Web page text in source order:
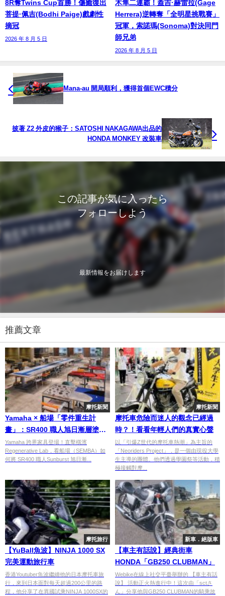
8R奪Twins Cup首勝！傷癒復出
菩提·佩吉(Bodhi Paige)戲劇性
摘冠
2026 年 8 月 5 日
木隼二連霸！蓋吉·赫雷拉(Gage
Herrera)逆轉奪「全明星挑戰賽」
冠軍，索諾瑪(Sonoma)對決同門
師兄弟
2026 年 8 月 5 日
Mana-au 開局順利，獲得首個EWC積分
披著 Z2 外皮的猴子：SATOSHI NAKAGAWA出品的
HONDA MONKEY 改裝車
この記事が気に入ったら
フォローしよう
最新情報をお届けします
推薦文章
摩托新聞
Yamaha × 船場「零件重生計
畫」：SR400 職人旭日漸層塗裝
與 YZF-R25 前叉化身精品家具，
直擊橫濱 Regenerative Lab 現
場
Yamaha 跨界家具登場！直擊橫濱
Regenerative Lab，看船場（SEMBA）如
何將 SR400 職人Sunburst 旭日漸...
摩托新聞
摩托車危險而迷人的觀念已經過
時？！看看年輕人們的真實心聲
以「引爆Z世代的摩托車熱潮」為主旨的
「Neoriders Project」，是一個由現役大學
生主導的團體。他們透過學園祭等活動，積
極接觸對摩...
摩托旅行
【YuBall魚波】NINJA 1000 SX
完美運動旅行車
香港Youtuber魚波繼續他的日本摩托車旅
行，來到日本面對每天超過200公里的路
程，他分享了在異國試乘NINJA 1000SX的
新車．絕版車
【車主有話說】經典街車
HONDA「GB250 CLUBMAN」
Webike在線上社交平臺舉辦的 【車主有話
說】 活動正火熱進行中！這次由「sctさ
ん」分享他與GB250 CLUBMAN的騎乘故